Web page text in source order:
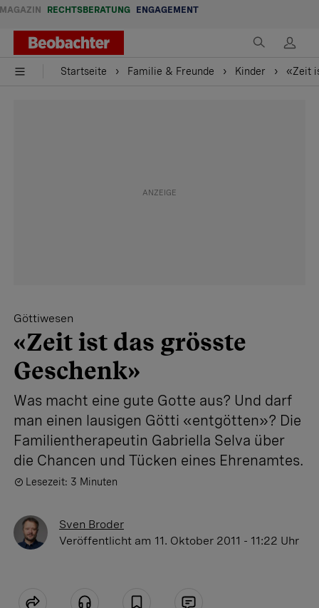
MAGAZIN RECHTSBERATUNG ENGAGEMENT
Startseite Familie & Freunde Kinder «Zeit
Göttiwesen
«Zeit ist das grösste
Geschenk»
Was macht eine gute Gotte aus? Und darf
man einen lausigen Götti «entgötten»? Die
Familientherapeutin Gabriella Selva über
die Chancen und Tücken eines Ehrenamtes.
Lesezeit: 3 Minuten
Sven Broder
Veröffentlicht am 11. Oktober 2011 - 11:22 Uhr